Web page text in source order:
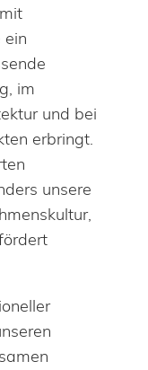
ein
im
und bei
erbringt.
unsere